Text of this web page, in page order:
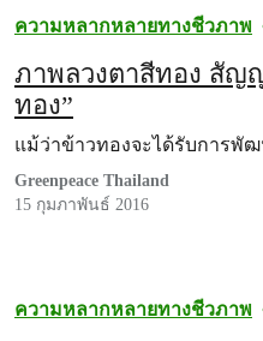
ความหลากหลายทางชีวภาพ
ภาพลวงตาสีทอง สัญ
ทอง”
แม้ว่าข้าวทองจะได้รับการพั
Greenpeace Thailand
15 กุมภาพันธ์ 2016
ความหลากหลายทางชีวภาพ